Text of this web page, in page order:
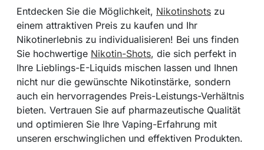
Entdecken Sie die Möglichkeit, Nikotinshots zu
einem attraktiven Preis zu kaufen und Ihr
Nikotinerlebnis zu individualisieren! Bei uns finden
Sie hochwertige Nikotin-Shots, die sich perfekt in
Ihre Lieblings-E-Liquids mischen lassen und Ihnen
nicht nur die gewünschte Nikotinstärke, sondern
auch ein hervorragendes Preis-Leistungs-Verhältnis
bieten. Vertrauen Sie auf pharmazeutische Qualität
und optimieren Sie Ihre Vaping-Erfahrung mit
unseren erschwinglichen und effektiven Produkten.